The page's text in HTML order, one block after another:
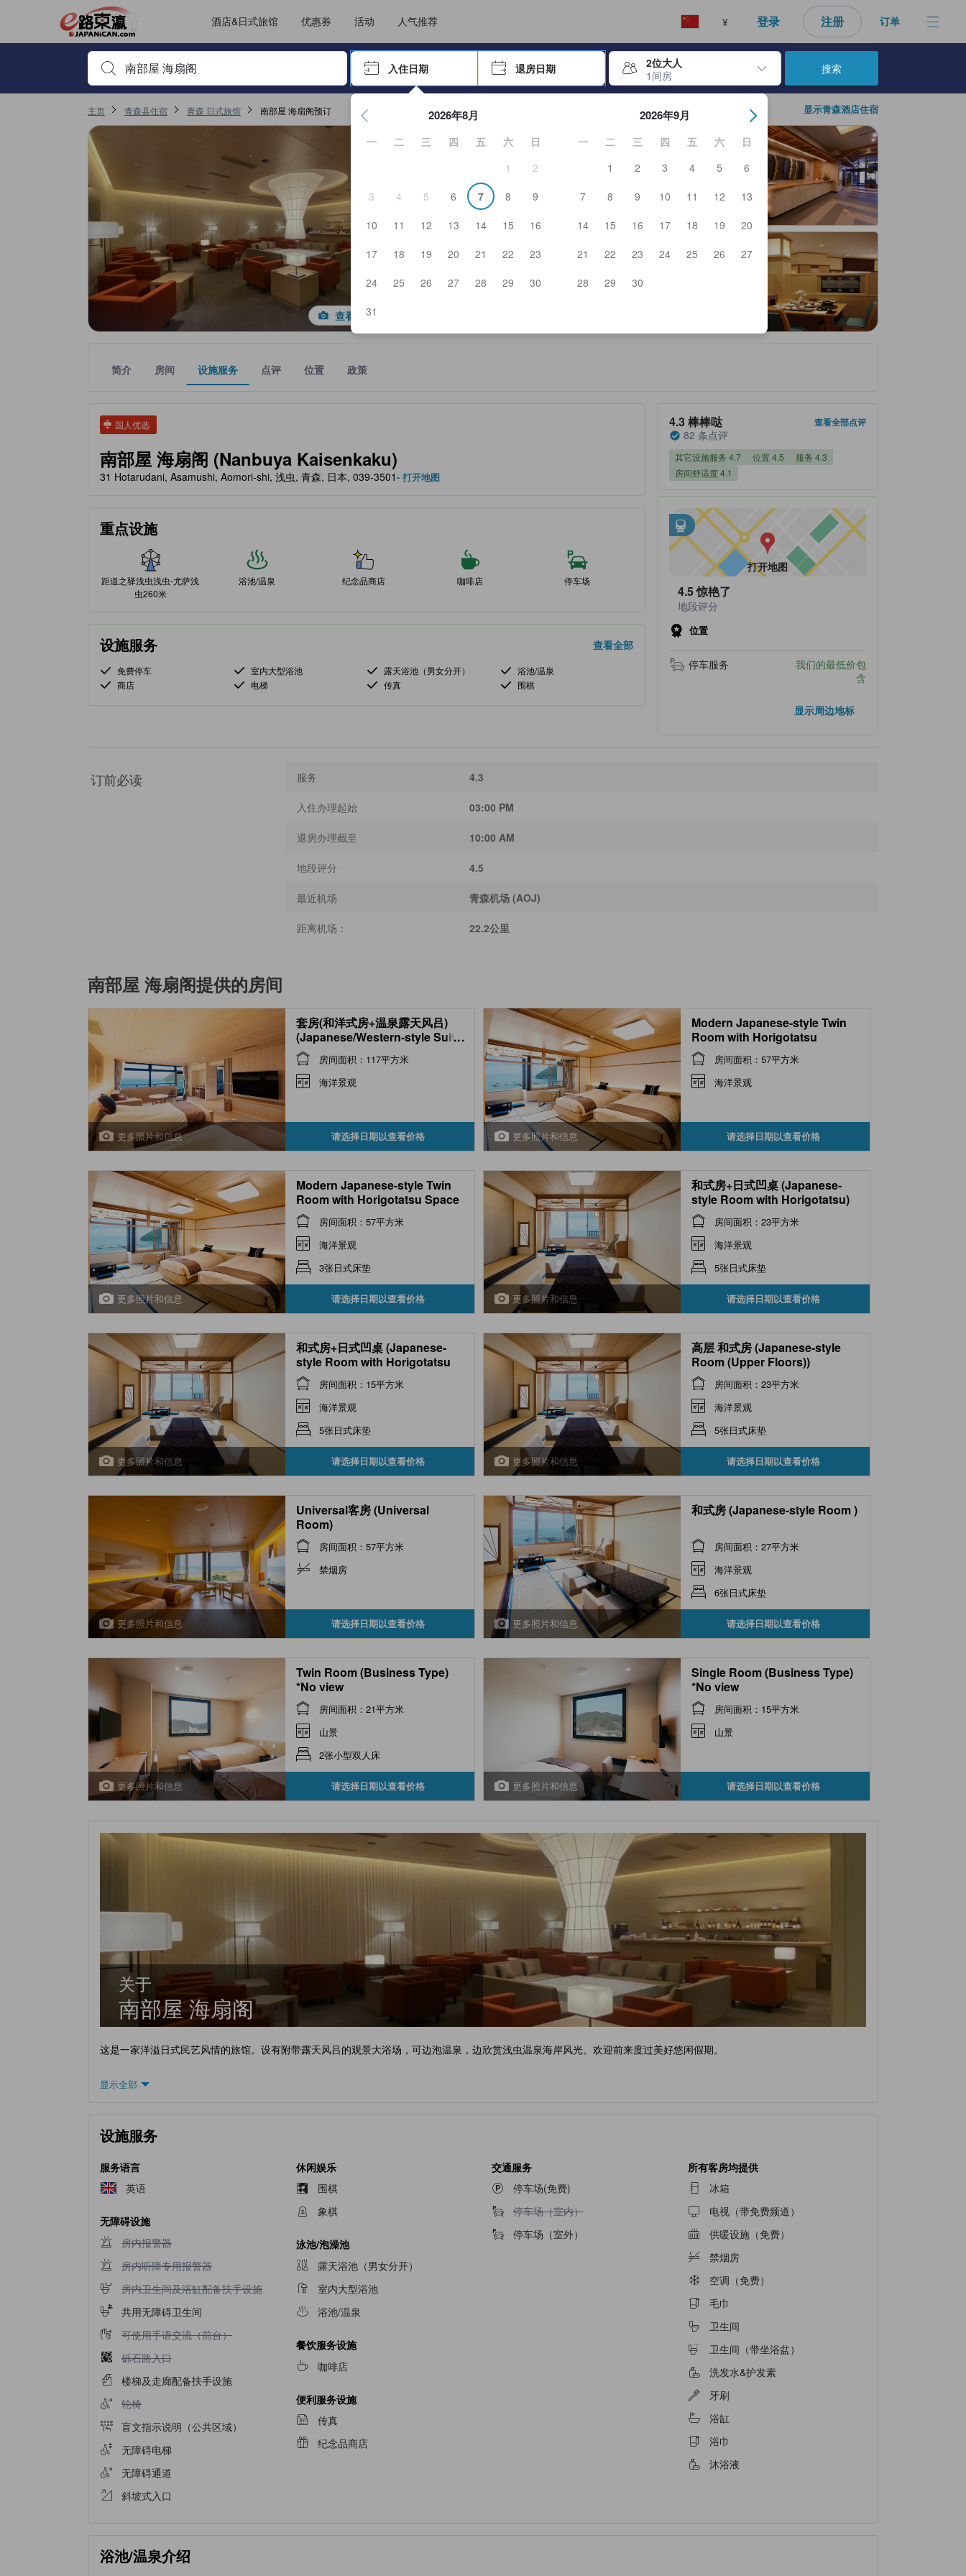
酒店&日式旅馆 优惠券 活动 人气推荐 ¥ 登录 注册 订单
输入住宿名或关键词以搜索，使用箭头或 tab 键以移动，点击 Enter 键以选择
入住日期 退房日期
2位大人
1间房
按 Enter 键开始浏览日期选择器。使用箭头键浏览入住和退房日期。使用 Enter 键选择日期后，入住日期将被选择。重复相同操作以选择
2026年8月
一 二 三 四 五 六
日
1
2
3
4 5 6 7 8
9
10
11 12 13 14 15
16
17
18 19 20 21 22
23
24
25 26 27 28 29
30
31
2026年9月
一 二 三 四 五 六
日
1
2 3 4 5
6
7
8 9 10 11 12
13
14
15 16 17 18 19
20
21
22 23 24 25 26
27
28
29 30
搜索
主页 青森县住宿 青森 日式旅馆 南部屋 海扇阁预订 显示青森酒店住宿
查看全部图片
简介 房间 设施服务 点评 位置 政策
国人优选
tooltip
南部屋 海扇阁 (Nanbuya Kaisenkaku)
tooltip
金色星星表示的等级信息由合作第三方平台提供，仅作为住宿舒适度、设施服务等方面的水平参考。
31 Hotarudani, Asamushi, Aomori-shi, 浅虫, 青森, 日本, 039-3501- 打开地图
重点设施
距道之驿浅虫浅虫-尤萨浅
虫260米
浴池/温泉 纪念品商店 咖啡店 停车场
设施服务 查看全部
免费停车 室内大型浴池 露天浴池（男女分开）
浴池/温泉
商店
电梯 传真 围棋
住客评分 4.3，满分 5 棒棒哒 82 条点评
4.3棒棒哒
82 条点评
查看全部点评
其它设施服务 4.7 位置 4.5
服务 4.3
房间舒适度 4.1
tooltip
邻近交通
• 距Asamushi-Onsen不到0.29公里
打开地图
4.5惊艳了
地段评分
位置
停车服务
我们的最低价包
含
显示周边地标
订前必读 服务 4.3
入住办理起始 03:00 PM
退房办理截至 10:00 AM
地段评分 4.5
最近机场 青森机场 (AOJ)
距离机场： 22.2公里
南部屋 海扇阁提供的房间
更多照片和信息
套房(和洋式房+温泉露天风吕)
(Japanese/Western-style Suite
with Open-air Hot Spring Bath
)
...
房间面积：117平方米
海洋景观
请选择日期以查看价格 更多照片和信息
Modern Japanese-style Twin
Room with Horigotatsu
房间面积：57平方米
海洋景观
请选择日期以查看价格
更多照片和信息
Modern Japanese-style Twin
Room with Horigotatsu Space
房间面积：57平方米
海洋景观
3张日式床垫
请选择日期以查看价格 更多照片和信息
和式房+日式凹桌 (Japanese-
style Room with Horigotatsu)
房间面积：23平方米
海洋景观
5张日式床垫
请选择日期以查看价格
更多照片和信息
和式房+日式凹桌 (Japanese-
style Room with Horigotatsu
Space)房间面积：15平方米
海洋景观
5张日式床垫
请选择日期以查看价格 更多照片和信息
高层 和式房 (Japanese-style
Room (Upper Floors))
房间面积：23平方米
海洋景观
5张日式床垫
请选择日期以查看价格
更多照片和信息
Universal客房 (Universal
Room)
房间面积：57平方米
禁烟房
请选择日期以查看价格 更多照片和信息
和式房 (Japanese-style Room )
房间面积：27平方米
海洋景观
6张日式床垫
请选择日期以查看价格
更多照片和信息
Twin Room (Business Type)
*No view
房间面积：21平方米
山景
2张小型双人床
请选择日期以查看价格 更多照片和信息
Single Room (Business Type)
*No view
房间面积：15平方米
山景
请选择日期以查看价格
关于
南部屋 海扇阁
这是一家洋溢日式民艺风情的旅馆。设有附带露天风吕的观景大浴场，可边泡温泉，边欣赏浅虫温泉海岸风光。欢迎前来度过美好悠闲假期。
显示全部
设施服务
服务语言
英语
无障碍设施
不提供房内报警器
房内报警器
不提供房内听障专用报警器
房内听障专用报警器
不提供房内卫生间及浴缸配备扶手设施
房内卫生间及浴缸配备扶手设施
共用无障碍卫生间
不提供可使用手语交流（前台）
可使用手语交流（前台）
不提供砾石路入口
砾石路入口
楼梯及走廊配备扶手设施
不提供轮椅
轮椅
盲文指示说明（公共区域）
无障碍电梯
无障碍通道
斜坡式入口
休闲娱乐
围棋
象棋
泳池/泡澡池
露天浴池（男女分开）
室内大型浴池
浴池/温泉
餐饮服务设施
咖啡店
便利服务设施
传真
纪念品商店
交通服务
停车场(免费)
不提供停车场（室内）
停车场（室内）
停车场（室外）
所有客房均提供
冰箱
电视（带免费频道）
供暖设施（免费）
禁烟房
空调（免费）
毛巾
卫生间
卫生间（带坐浴盆）
洗发水&护发素
牙刷
浴缸
浴巾
沐浴液
浴池/温泉介绍
JAPANiCAN上的点评均来自于真实用户，个人评价在完成预订和入住后才能顺利提交，从而确保了点评的真实性及可靠性，也有助于用户作出更好的预订选择。
其它设施服务评分 4.7，满分 5，是青森的高分
位置评分 4.5，满分 5，是青森的高分
服务评分 4.3，满分 5，是青森的高分
房间舒适度评分 4.1，满分 5，是青森的高分